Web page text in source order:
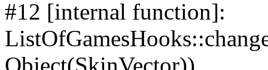
#12 [internal function]:
Object(SkinVector))